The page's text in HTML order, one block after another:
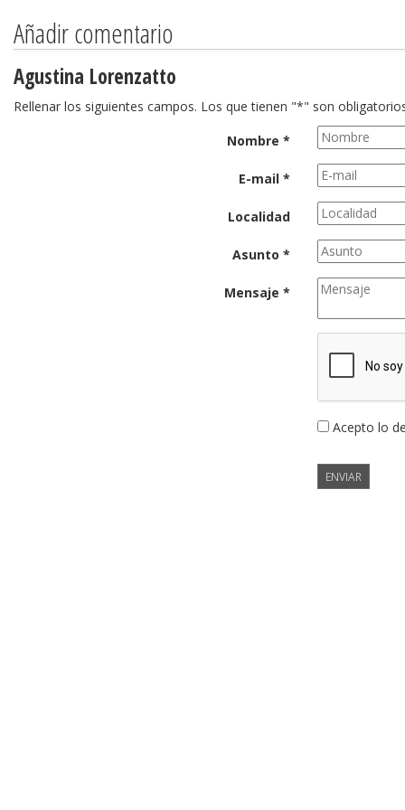
Añadir comentario
Agustina Lorenzatto
Rellenar los siguientes campos. Los que tienen "*" son
Nombre *
E-mail *
Localidad
Asunto *
Mensaje *
Acepto lo
ENVIAR